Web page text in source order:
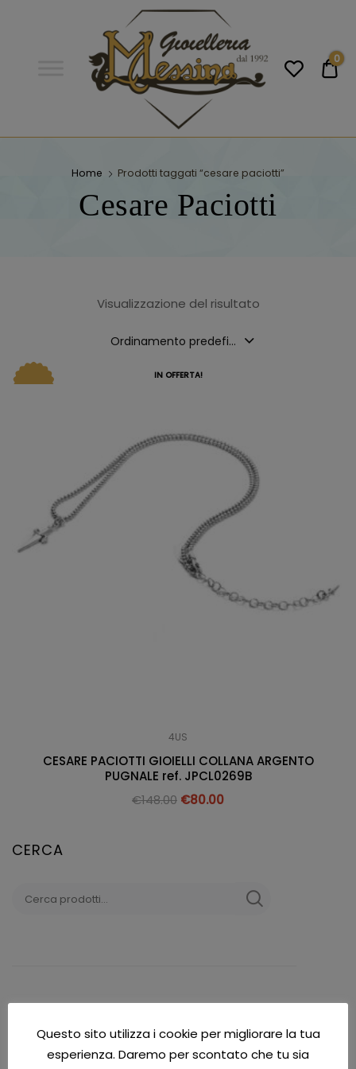
MESSINA
donna. Acquista online i migliori
0
Home Prodotti taggati “cesare paciotti”
Cesare Paciotti
Visualizzazione del risultato
Ordinamento predefinito
IN OFFERTA!
4US
CESARE PACIOTTI GIOIELLI COLLANA ARGENTO
PUGNALE ref. JPCL0269B
€148.00 €80.00
CERCA
Accessori
Questo sito utilizza i cookie per migliorare la tua
esperienza. Daremo per scontato che tu sia